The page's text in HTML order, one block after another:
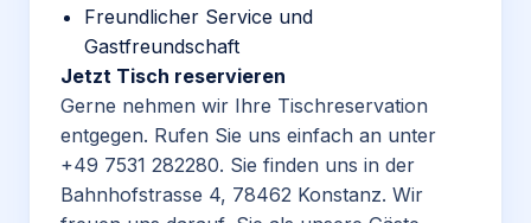
Freundlicher Service und
Gastfreundschaft
Jetzt Tisch reservieren
Gerne nehmen wir Ihre Tischreservation
entgegen. Rufen Sie uns einfach an unter
+49 7531 282280. Sie finden uns in der
Bahnhofstrasse 4, 78462 Konstanz. Wir